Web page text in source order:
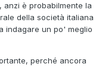
è probabilmente la
della società italiana
indagare un po' meglio
perché ancora